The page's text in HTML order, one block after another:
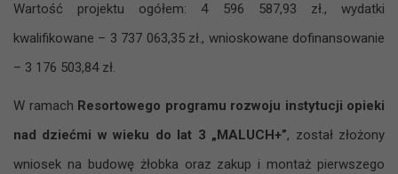
Wartość projektu ogółem: 4 596 587,93 zł., wydatki
kwalifikowane – 3 737 063,35 zł., wnioskowane dofinansowanie
– 3 176 503,84 zł.
W ramach Resortowego programu rozwoju instytucji opieki
nad dziećmi w wieku do lat 3 „MALUCH+”, został złożony
wniosek na budowę żłobka oraz zakup i montaż pierwszego